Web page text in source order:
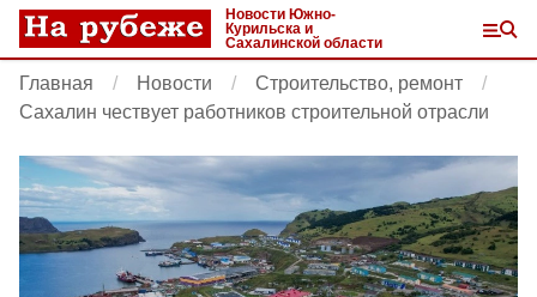
Новости Южно-
Курильска и
Сахалинской области
Главная Новости
Строительство, ремонт
Сахалин чествует работников строительной отрасли